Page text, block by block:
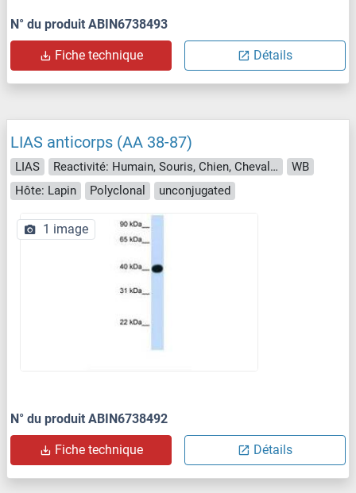
N° du produit ABIN6738493
Fiche technique Détails
LIAS anticorps (AA 38-87)
LIAS Reactivité: Humain, Souris, Chien, Cheval, Lapin, Boeuf (Vache), Poisson zèbre (Danio rerio), Singe, Poulet, Hamster
WB
Hôte: Lapin
Polyclonal unconjugated
1 image
N° du produit ABIN6738492
Fiche technique Détails